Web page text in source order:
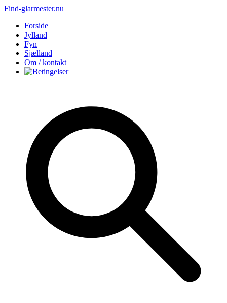
Find-glarmester.nu
Forside
Jylland
Fyn
Sjælland
Om / kontakt